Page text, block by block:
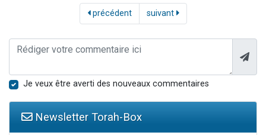
précédent suivant
Je veux être averti des nouveaux commentaires
Newsletter Torah-Box